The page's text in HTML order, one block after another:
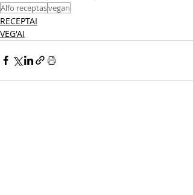
Alfo receptasvegan
RECEPTAI
VEG'AI